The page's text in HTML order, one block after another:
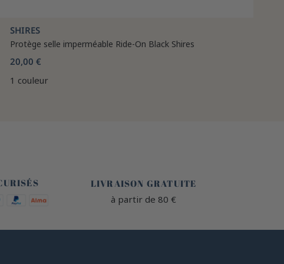
SHIRES
Protège selle imperméable Ride-On Black Shires
20,00 €
1 couleur
LIVRAISON GRATUITE
à partir de 80 €